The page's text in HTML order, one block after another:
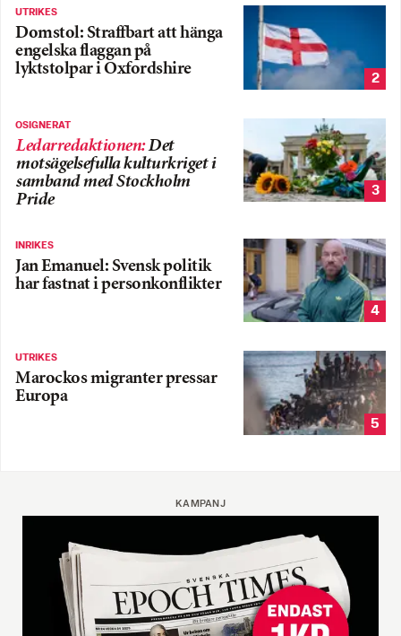
UTRIKES
Domstol: Straffbart att hänga
engelska flaggan på
lyktstolpar i Oxfordshire
2
OSIGNERAT
Ledarredaktionen:Det
motsägelsefulla kulturkriget i
samband med Stockholm
Pride
3
INRIKES
Jan Emanuel: Svensk politik
har fastnat i personkonflikter
4
UTRIKES
Marockos migranter pressar
Europa
5
KAMPANJ